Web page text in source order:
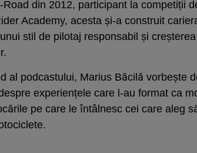
Road din 2012, participant la competiții
Academy, acesta și-a construit
stil de pilotaj responsabil și
al podcastului, Marius Băcilă vorbește
experiențele care l-au format ca
pe care le întâlnesc cei care aleg